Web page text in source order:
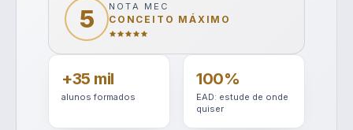
5 NOTA MEC
CONCEITO MÁXIMO
+35 mil
alunos formados
100%
EAD: estude de onde
quiser